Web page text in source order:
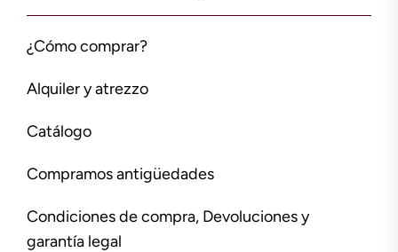
¿Cómo comprar?
Alquiler y atrezzo
Catálogo
Compramos antigüedades
Condiciones de compra, Devoluciones y
garantía legal